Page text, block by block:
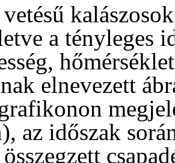
a tényleges
elnevezett
az időszak